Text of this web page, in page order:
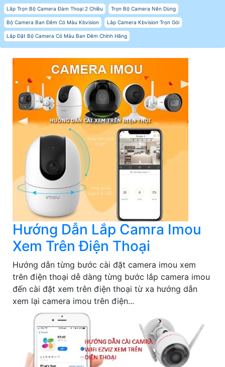
Lắp Trọn Bộ Camera Đàm Thoại 2 Chiều Trọn Bộ Camera Nên Dùng
Bộ Camera Ban Đêm Có Màu Kbvision Lắp Camera Kbvision Trọn Gói
Lắp Đặt Bộ Camera Có Màu Ban Đêm Chính Hãng
Hướng Dẫn Lắp Camra Imou
Xem Trên Điện Thoại
Hướng dẫn từng bước cài đặt camera imou xem
trên điện thoại dễ dàng từng bước lắp camera imou
đến cài đặt xem trên điện thoại từ xa hướng dẫn
xem lại camera imou trên điện...